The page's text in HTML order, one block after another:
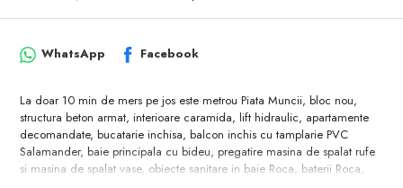
WhatsApp Facebook
La doar 10 min de mers pe jos este metrou Piata Muncii, bloc nou,
structura beton armat, interioare caramida, lift hidraulic, apartamente
decomandate, bucatarie inchisa, balcon inchis cu tamplarie PVC
Salamander, baie principala cu bideu, pregatire masina de spalat rufe
si masina de spalat vase, obiecte sanitare in baie Roca, baterii Roca,